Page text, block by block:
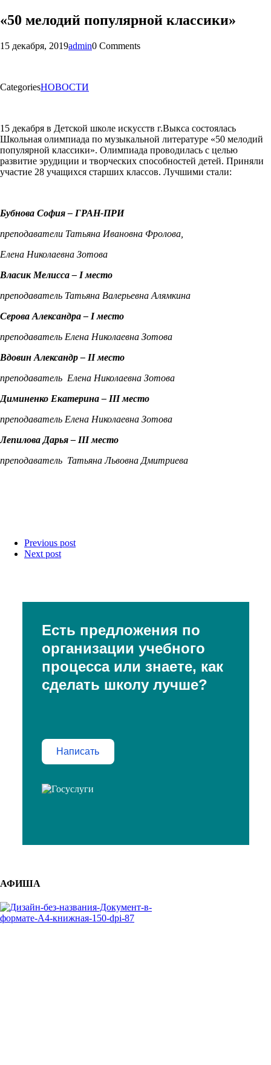
«50 мелодий популярной классики»
15 декабря, 2019admin0 Comments
CategoriesНОВОСТИ
15 декабря в Детской школе искусств г.Выкса состоялась
Школьная олимпиада по музыкальной литературе «50 мелодий
популярной классики». Олимпиада проводилась с целью
развитие эрудиции и творческих способностей детей. Приняли
участие 28 учащихся старших классов. Лучшими стали:
Бубнова София – ГРАН-ПРИ
преподаватели Татьяна Ивановна Фролова,
Елена Николаевна Зотова
Власик Мелисса – Iместо
преподаватель Татьяна Валерьевна Алямкина
Серова Александра – Iместо
преподаватель Елена Николаевна Зотова
Вдовин Александр – IIместо
преподаватель Елена Николаевна Зотова
Диминенко Екатерина – IIIместо
преподаватель Елена Николаевна Зотова
Лепилова Дарья – IIIместо
преподаватель Татьяна Львовна Дмитриева
Previous post
Next post
Есть предложения по
организации учебного
процесса или знаете, как
сделать школу лучше?
Написать
АФИША